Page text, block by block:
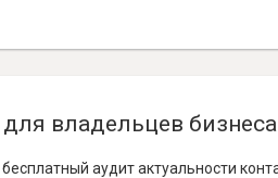
владельцев бизнеса
аудит актуальности